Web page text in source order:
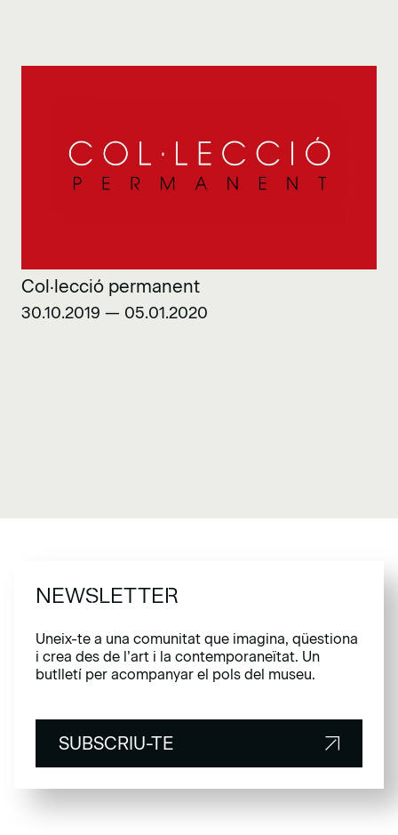
Col·lecció permanent
30.10.2019 — 05.01.2020
NEWSLETTER
Uneix-te a una comunitat que imagina, qüestiona
i crea des de l’art i la contemporaneïtat. Un
butlletí per acompanyar el pols del museu.
SUBSCRIU-TE
SUBSCRIU-TE